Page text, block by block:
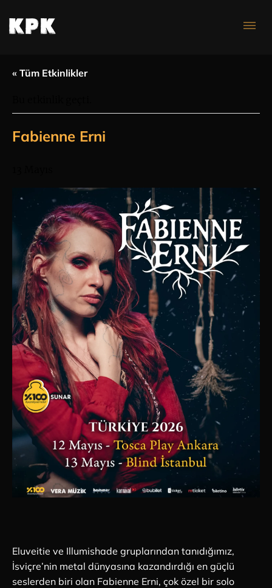
« Tüm Etkinlikler
Fabienne Erni
Eluveitie ve Illumishade gruplarından tanıdığımız,
İsviçre’nin metal dünyasına kazandırdığı en güçlü
seslerden biri olan Fabienne Erni, çok özel bir solo